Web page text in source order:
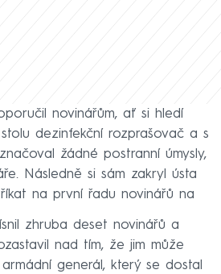
novinářům, ať si hledí
dezinfekční rozprašovač a s
žádné postranní úmysly,
Následně si sám zakryl ústa
na první řadu novinářů na
zhruba deset novinářů a
nad tím, že jim může
generál, který se dostal